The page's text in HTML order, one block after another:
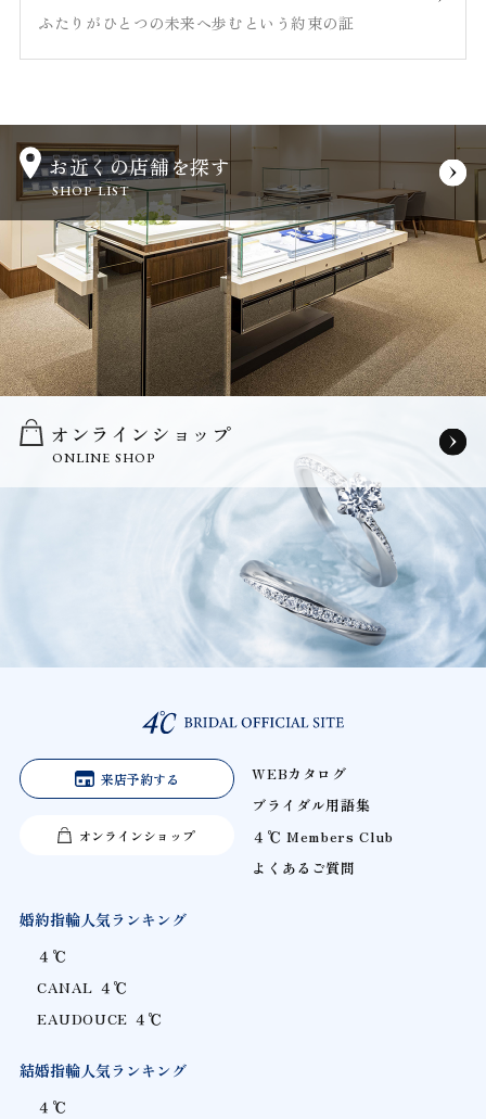
ふたりがひとつの未来へ歩むという約束の証
お近くの店舗を探す
SHOP LIST
オンラインショップ
ONLINE SHOP
来店予約する
オンラインショップ
WEBカタログ
ブライダル用語集
４℃ Members Club
よくあるご質問
婚約指輪人気ランキング
４℃
CANAL ４℃
EAUDOUCE ４℃
結婚指輪人気ランキング
４℃